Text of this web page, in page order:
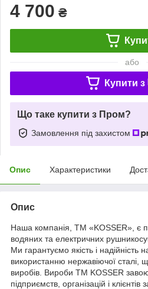
4 700 ₴
або
Купити з
Що таке купити з Пром?
Замовлення під захистом
Опис Характеристики
Опис
Наша компанія, ТМ «KOSSER», є
водяних та електричних
Ми гарантуємо якість і надійність
використанню нержавіючої сталі,
виробів. Вироби ТМ KOSSER
підприємств, організацій і